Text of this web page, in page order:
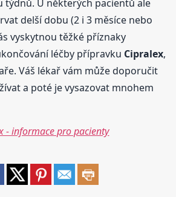
týdnů. U některých pacientů ale
delší dobu (2 i 3 měsíce nebo
vyskytnou těžké příznaky
léčby přípravku Cipralex,
Váš lékař vám může doporučit
a poté je vysazovat mnohem
- informace pro pacienty